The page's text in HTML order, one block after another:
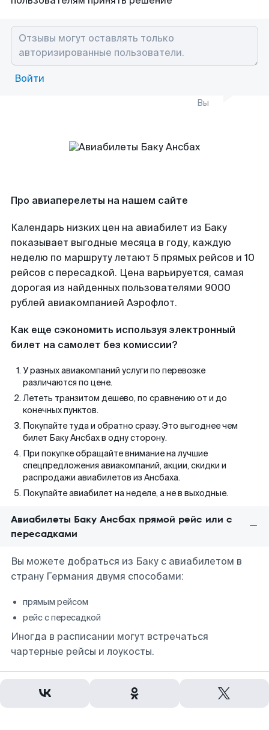
Войти
Вы
Про авиаперелеты на нашем сайте
Календарь низких цен на авиабилет из Баку
показывает выгодные месяца в году, каждую
неделю по маршруту летают 5 прямых рейсов и 10
рейсов с пересадкой. Цена варьируется, самая
дорогая из найденных пользователями 9000
рублей авиакомпанией Аэрофлот.
Как еще сэкономить используя электронный
билет на самолет без комиссии?
У разных авиакомпаний услуги по перевозке
различаются по цене.
Лететь транзитом дешево, по сравнению от и до
конечных пунктов.
Покупайте туда и обратно сразу. Это выгоднее чем
билет Баку Ансбах в одну сторону.
При покупке обращайте внимание на лучшие
спецпредложения авиакомпаний, акции, скидки и
распродажи авиабилетов из Ансбаха.
Покупайте авиабилет на неделе, а не в выходные.
Авиабилеты Баку Ансбах прямой рейс или с
пересадками
Вы можете добраться из Баку с авиабилетом в
страну Германия двумя способами:
прямым рейсом
рейс с пересадкой
Иногда в расписании могут встречаться
чартерные рейсы и лоукосты.